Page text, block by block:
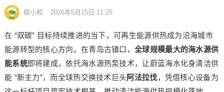
碳小和 2026年5月15日 11:25
在 “双碳” 目标持续推进的当下，可再生能源供热成为沿海城市
能源转型的核心方向。在青岛古镇口，全球规模最大的海水源供
能系统即将建成，依托海水源热泵技术，让蔚蓝海水化身清洁供
能 “新主力”，而全球热交换技术巨头阿法拉伐，凭借核心设备为